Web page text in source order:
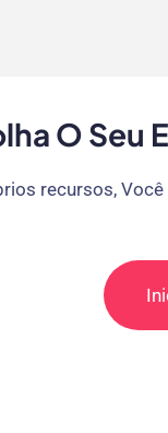
O Seu
recursos,